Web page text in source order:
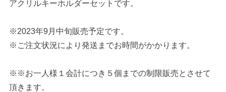
アクリルキーホルダーセットです。
※2023年9月中旬販売予定です。
※ご注文状況により発送までお時間がかかります。
※※お一人様１会計につき５個までの制限販売とさせて
頂きます。